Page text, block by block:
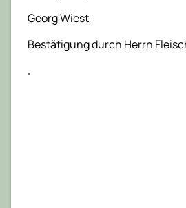
Georg Wiest
Bestätigung durch Herrn